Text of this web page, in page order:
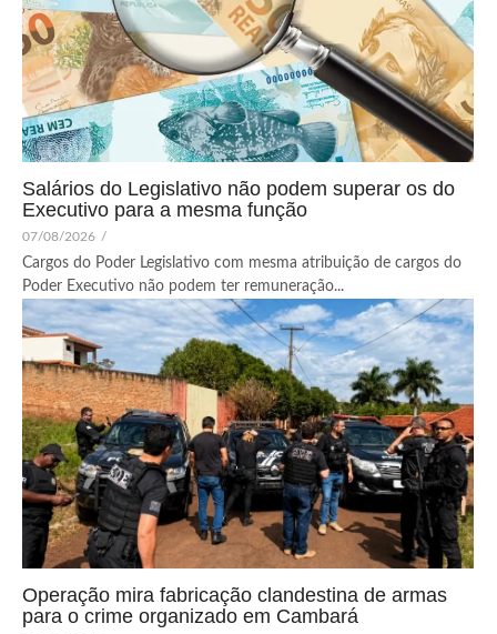
Salários do Legislativo não podem superar os do
Executivo para a mesma função
07/08/2026 /
Cargos do Poder Legislativo com mesma atribuição de cargos do
Poder Executivo não podem ter remuneração...
Operação mira fabricação clandestina de armas
para o crime organizado em Cambará